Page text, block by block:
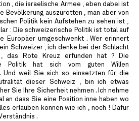
, die israelische Armee , eben dabei ist
Bevölkerung auszurotten , man aber von
Politik kein Aufstehen zu sehen ist ,
: Die schweizerische Politik ist total auf
Europäer umgeschwenkt . Wer erinnert
Schweizer , ich denke bei der Schlacht
das Rote Kreuz erfunden hat ? Die
Politik hat sich vom guten Willen
Und weil Sie sich so einsetzten für die
dieser Schweiz , bin ich etwas
Sie Ihre Sicherheit nehmen . Ich nehme
an dass Sie eine Position inne haben wo
erlauben können wie ich , noch ! Dafür
.